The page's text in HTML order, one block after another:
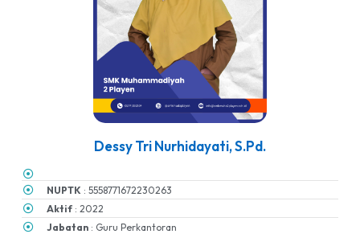
Dessy Tri Nurhidayati, S.Pd.
NUPTK : 5558771672230263
Aktif : 2022
Jabatan : Guru Perkantoran